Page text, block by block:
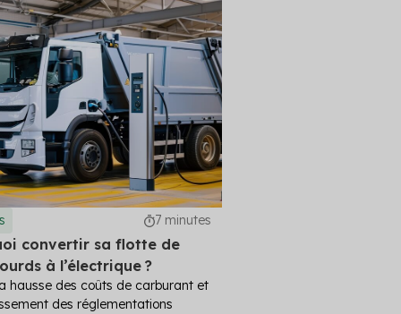
7 minutes
convertir sa flotte de
à l’électrique ?
hausse des coûts de carburant et
des réglementations